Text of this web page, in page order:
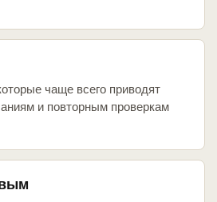
чаще всего приводят
и повторным проверкам